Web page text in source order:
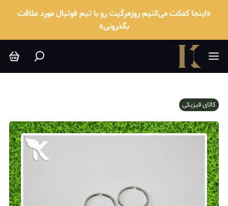
«اینجا کمکت می‌کنیم روزمرگیت رو با تیم فوتبال مورد علاقت
بگذرونی»
کالای فیزیکی